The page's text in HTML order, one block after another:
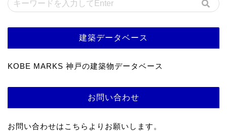
建築データベース
KOBE MARKS 神戸の建築物データベース
お問い合わせ
お問い合わせはこちらよりお願いします。